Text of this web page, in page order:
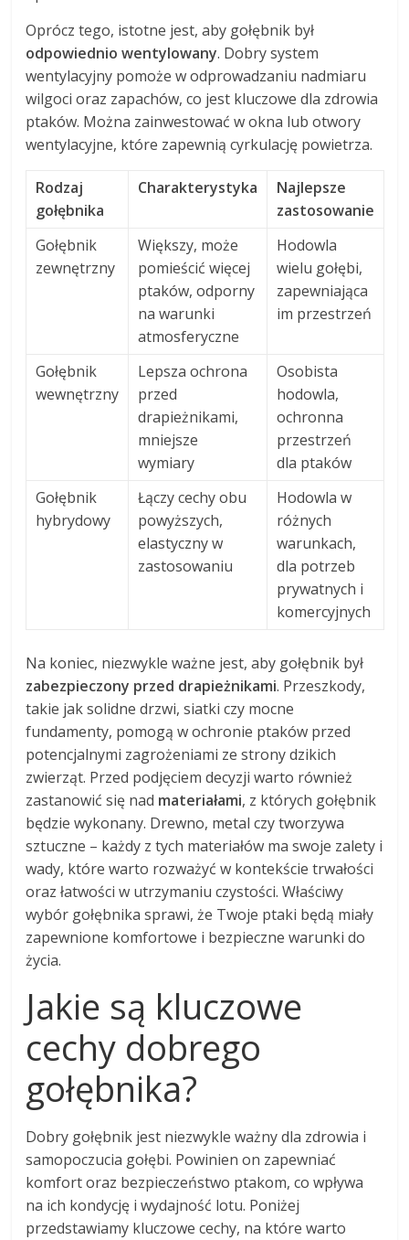
Oprócz tego, istotne jest, aby gołębnik był
odpowiednio wentylowany. Dobry system
wentylacyjny pomoże w odprowadzaniu nadmiaru
wilgoci oraz zapachów, co jest kluczowe dla zdrowia
ptaków. Można zainwestować w okna lub otwory
wentylacyjne, które zapewnią cyrkulację powietrza.
Rodzaj
gołębnika
Charakterystyka
Najlepsze
zastosowanie
Gołębnik
zewnętrzny
Większy, może
pomieścić więcej
ptaków, odporny
na warunki
atmosferyczne
Hodowla
wielu gołębi,
zapewniająca
im przestrzeń
Gołębnik
wewnętrzny
Lepsza ochrona
przed
drapieżnikami,
mniejsze
wymiary
Osobista
hodowla,
ochronna
przestrzeń
dla ptaków
Gołębnik
hybrydowy
Łączy cechy obu
powyższych,
elastyczny w
zastosowaniu
Hodowla w
różnych
warunkach,
dla potrzeb
prywatnych i
komercyjnych
Na koniec, niezwykle ważne jest, aby gołębnik był
zabezpieczony przed drapieżnikami. Przeszkody,
takie jak solidne drzwi, siatki czy mocne
fundamenty, pomogą w ochronie ptaków przed
potencjalnymi zagrożeniami ze strony dzikich
zwierząt. Przed podjęciem decyzji warto również
zastanowić się nad materiałami, z których gołębnik
będzie wykonany. Drewno, metal czy tworzywa
sztuczne – każdy z tych materiałów ma swoje zalety i
wady, które warto rozważyć w kontekście trwałości
oraz łatwości w utrzymaniu czystości. Właściwy
wybór gołębnika sprawi, że Twoje ptaki będą miały
zapewnione komfortowe i bezpieczne warunki do
życia.
Jakie są kluczowe
cechy dobrego
gołębnika?
Dobry gołębnik jest niezwykle ważny dla zdrowia i
samopoczucia gołębi. Powinien on zapewniać
komfort oraz bezpieczeństwo ptakom, co wpływa
na ich kondycję i wydajność lotu. Poniżej
przedstawiamy kluczowe cechy, na które warto